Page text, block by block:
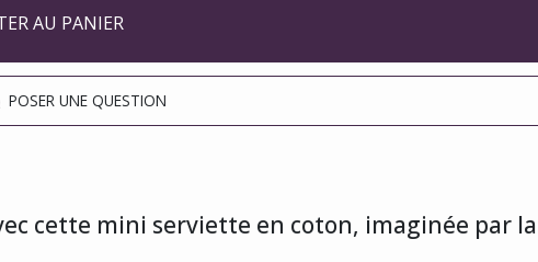
AU PANIER
POSER UNE QUESTION
cette mini serviette en coton, imaginée par